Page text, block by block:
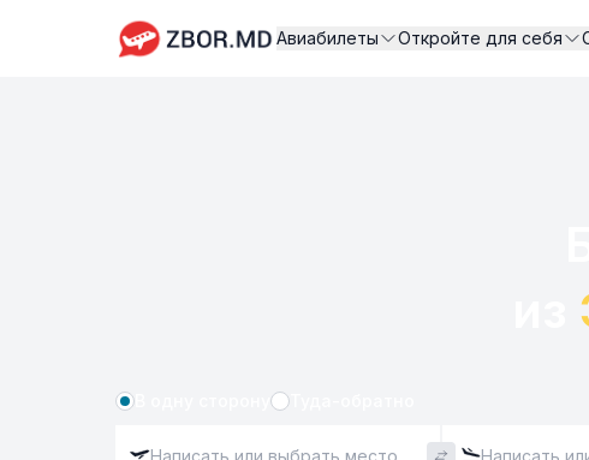
Авиабилеты Откройте для себя